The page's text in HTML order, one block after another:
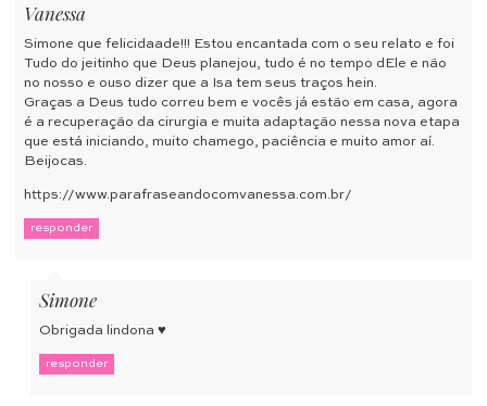
Vanessa
Simone que felicidaade!!! Estou encantada com o seu relato e foi
Tudo do jeitinho que Deus planejou, tudo é no tempo dEle e não
no nosso e ouso dizer que a Isa tem seus traços hein.
Graças a Deus tudo correu bem e vocês já estão em casa, agora
é a recuperação da cirurgia e muita adaptação nessa nova etapa
que está iniciando, muito chamego, paciência e muito amor aí.
Beijocas.
https://www.parafraseandocomvanessa.com.br/
responder
Simone
Obrigada lindona ♥
responder